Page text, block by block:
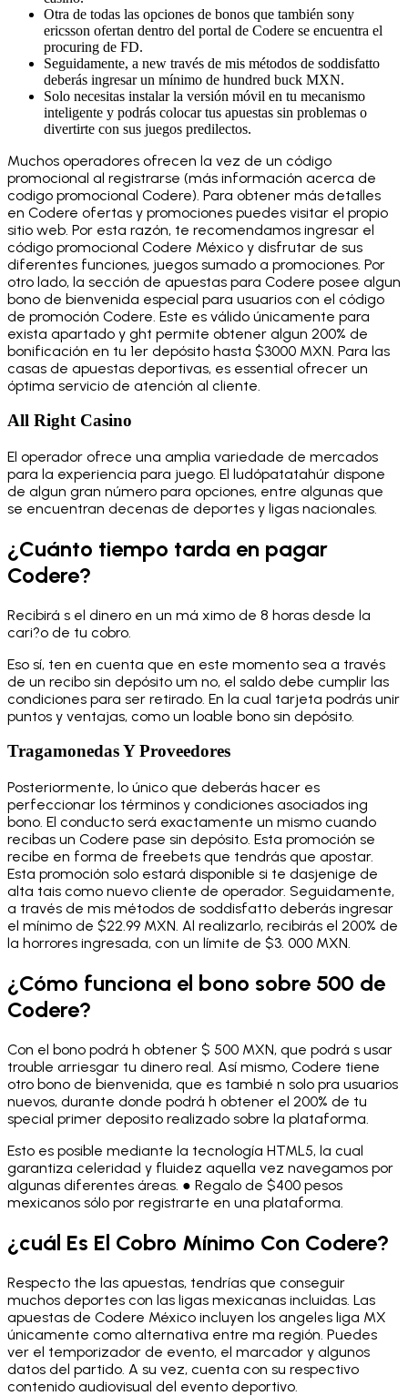
Otra de todas las opciones de bonos que también sony
ericsson ofertan dentro del portal de Codere se encuentra el
procuring de FD.
Seguidamente, a new través de mis métodos de soddisfatto
deberás ingresar un mínimo de hundred buck MXN.
Solo necesitas instalar la versión móvil en tu mecanismo
inteligente y podrás colocar tus apuestas sin problemas o
divertirte con sus juegos predilectos.
Muchos operadores ofrecen la vez de un código
promocional al registrarse (más información acerca de
codigo promocional Codere). Para obtener más detalles
en Codere ofertas y promociones puedes visitar el propio
sitio web. Por esta razón, te recomendamos ingresar el
código promocional Codere México y disfrutar de sus
diferentes funciones, juegos sumado a promociones. Por
otro lado, la sección de apuestas para Codere posee algun
bono de bienvenida especial para usuarios con el código
de promoción Codere. Este es válido únicamente para
exista apartado y ght permite obtener algun 200% de
bonificación en tu 1er depósito hasta $3000 MXN. Para las
casas de apuestas deportivas, es essential ofrecer un
óptima servicio de atención al cliente.
All Right Casino
El operador ofrece una amplia variedade de mercados
para la experiencia para juego. El ludópatatahúr dispone
de algun gran número para opciones, entre algunas que
se encuentran decenas de deportes y ligas nacionales.
¿Cuánto tiempo tarda en pagar
Codere?
Recibirá s el dinero en un má ximo de 8 horas desde la
cari?o de tu cobro.
Eso sí, ten en cuenta que en este momento sea a través
de un recibo sin depósito um no, el saldo debe cumplir las
condiciones para ser retirado. En la cual tarjeta podrás unir
puntos y ventajas, como un loable bono sin depósito.
Tragamonedas Y Proveedores
Posteriormente, lo único que deberás hacer es
perfeccionar los términos y condiciones asociados ing
bono. El conducto será exactamente un mismo cuando
recibas un Codere pase sin depósito. Esta promoción se
recibe en forma de freebets que tendrás que apostar.
Esta promoción solo estará disponible si te dasjenige de
alta tais como nuevo cliente de operador. Seguidamente,
a través de mis métodos de soddisfatto deberás ingresar
el mínimo de $22.99 MXN. Al realizarlo, recibirás el 200% de
la horrores ingresada, con un límite de $3. 000 MXN.
¿Cómo funciona el bono sobre 500 de
Codere?
Con el bono podrá h obtener $ 500 MXN, que podrá s usar
trouble arriesgar tu dinero real. Así mismo, Codere tiene
otro bono de bienvenida, que es tambié n solo pra usuarios
nuevos, durante donde podrá h obtener el 200% de tu
special primer deposito realizado sobre la plataforma.
Esto es posible mediante la tecnología HTML5, la cual
garantiza celeridad y fluidez aquella vez navegamos por
algunas diferentes áreas. ● Regalo de $400 pesos
mexicanos sólo por registrarte en una plataforma.
¿cuál Es El Cobro Mínimo Con Codere?
Respecto the las apuestas, tendrías que conseguir
muchos deportes con las ligas mexicanas incluidas. Las
apuestas de Codere México incluyen los angeles liga MX
únicamente como alternativa entre ma región. Puedes
ver el temporizador de evento, el marcador y algunos
datos del partido. A su vez, cuenta con su respectivo
contenido audiovisual del evento deportivo.